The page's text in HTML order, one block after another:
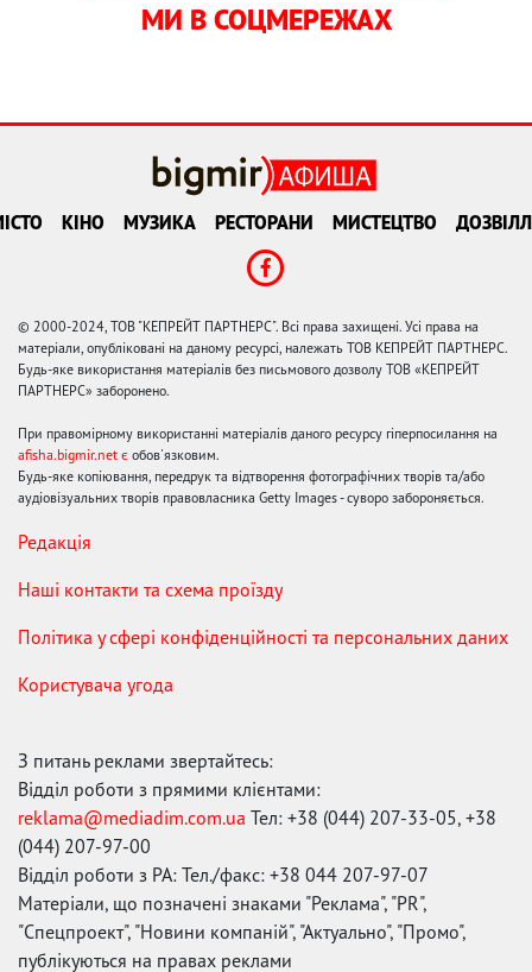
МИ В СОЦМЕРЕЖАХ
КІНО МУЗИКА РЕСТОРАНИ МИСТЕЦТВО
© 2000-2024, ТОВ "КЕПРЕЙТ ПАРТНЕРС". Всі права захищені. Усі права на
матеріали, опубліковані на даному ресурсі, належать ТОВ КЕПРЕЙТ ПАРТНЕРС.
Будь-яке використання матеріалів без письмового дозволу ТОВ «КЕПРЕЙТ
ПАРТНЕРС» заборонено.
При правомірному використанні матеріалів даного ресурсу гіперпосилання на
afisha.bigmir.net є обов'язковим.
Будь-яке копіювання, передрук та відтворення фотографічних творів та/або
аудіовізуальних творів правовласника Getty Images - суворо забороняється.
Редакція
Наші контакти та схема проїзду
Політика у сфері конфіденційності та персональних даних
Користувача угода
З питань реклами звертайтесь:
Відділ роботи з прямими клієнтами:
reklama@mediadim.com.ua Тел: +38 (044) 207-33-05, +38
(044) 207-97-00
Відділ роботи з РА: Тел./факс: +38 044 207-97-07
Матеріали, що позначені знаками "Реклама", "PR",
"Спецпроект", "Новини компаній", "Актуально", "Промо",
публікуються на правах реклами